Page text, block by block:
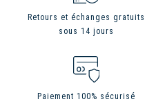
Retours et échanges gratuits
sous 14 jours
Paiement 100% sécurisé